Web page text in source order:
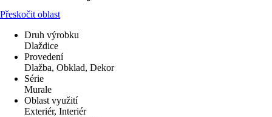
Přeskočit oblast
Druh výrobku
Dlaždice
Provedení
Dlažba, Obklad, Dekor
Série
Murale
Oblast využití
Exteriér, Interiér